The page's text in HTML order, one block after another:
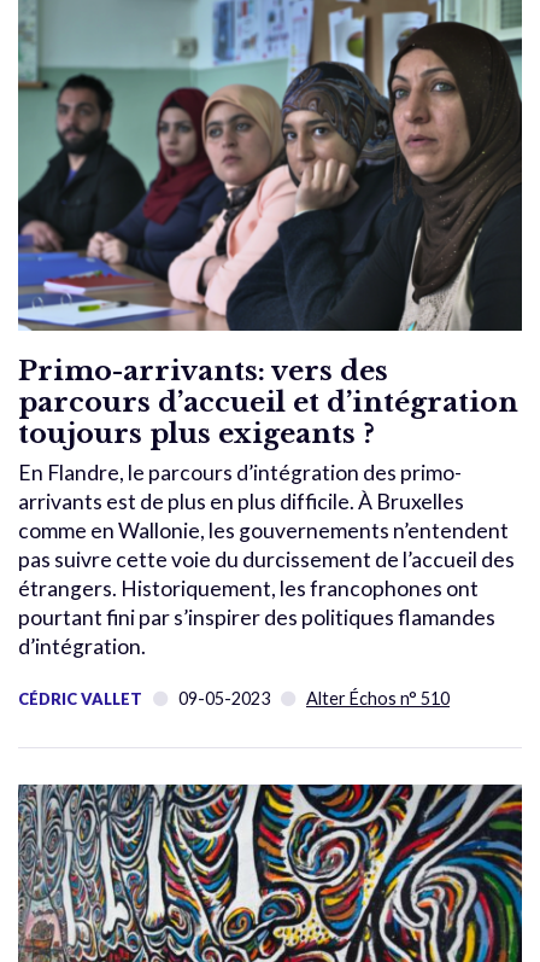
Primo-arrivants: vers des
parcours d’accueil et d’intégration
toujours plus exigeants ?
En Flandre, le parcours d’intégration des primo-
arrivants est de plus en plus difficile. À Bruxelles
comme en Wallonie, les gouvernements n’entendent
pas suivre cette voie du durcissement de l’accueil des
étrangers. Historiquement, les francophones ont
pourtant fini par s’inspirer des politiques flamandes
d’intégration.
CÉDRIC VALLET 09-05-2023 Alter Échos n° 510